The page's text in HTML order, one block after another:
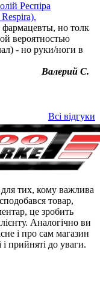
Респіра
но толк
вероятностью
- но руки/ноги в
Валерий С.
Всі відгуки
тих, кому важлива
товар,
це зробить
Аналогічно ви
і про сам магазин
і прийняті до уваги.